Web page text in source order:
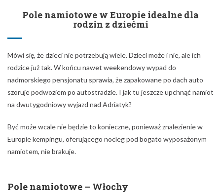
Pole namiotowe w Europie idealne dla
rodzin z dziećmi
Mówi się, że dzieci nie potrzebują wiele. Dzieci może i nie, ale ich
rodzice już tak. W końcu nawet weekendowy wypad do
nadmorskiego pensjonatu sprawia, że zapakowane po dach auto
szoruje podwoziem po autostradzie. I jak tu jeszcze upchnąć namiot
na dwutygodniowy wyjazd nad Adriatyk?
Być może wcale nie będzie to konieczne, ponieważ znalezienie w
Europie kempingu, oferującego nocleg pod bogato wyposażonym
namiotem, nie brakuje.
Pole namiotowe – Włochy